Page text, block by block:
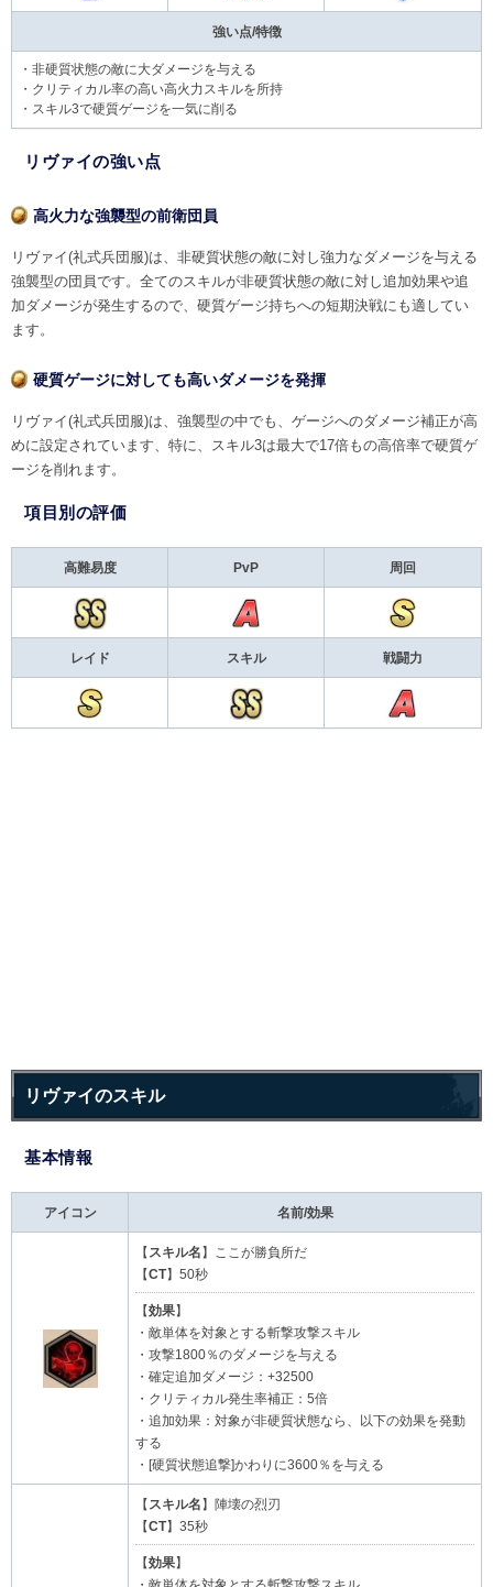
強い点/特徴
・非硬質状態の敵に大ダメージを与える
・クリティカル率の高い高火力スキルを所持
・スキル3で硬質ゲージを一気に削る
リヴァイの強い点
高火力な強襲型の前衛団員
リヴァイ(礼式兵団服)は、非硬質状態の敵に対し強力なダメージを与える
強襲型の団員です。全てのスキルが非硬質状態の敵に対し追加効果や追
加ダメージが発生するので、硬質ゲージ持ちへの短期決戦にも適してい
ます。
硬質ゲージに対しても高いダメージを発揮
リヴァイ(礼式兵団服)は、強襲型の中でも、ゲージへのダメージ補正が高
めに設定されています、特に、スキル3は最大で17倍もの高倍率で硬質ゲ
ージを削れます。
項目別の評価
高難易度 PvP 周回
レイド スキル 戦闘力
リヴァイのスキル
基本情報
アイコン 名前/効果
【 スキル名 】ここが勝負所だ
【CT】50秒
【効果】
・敵単体を対象とする斬撃攻撃スキル
・攻撃1800％のダメージを与える
・確定追加ダメージ：+32500
・クリティカル発生率補正：5倍
・追加効果：対象が非硬質状態なら、以下の効果を発動
する
・[硬質状態追撃]かわりに3600％を与える
【 スキル名 】陣壊の烈刃
【CT】35秒
【効果】